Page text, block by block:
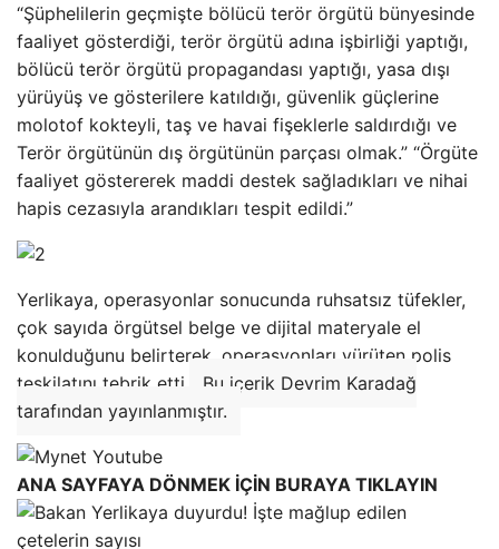
“Şüphelilerin geçmişte bölücü terör örgütü bünyesinde
faaliyet gösterdiği, terör örgütü adına işbirliği yaptığı,
bölücü terör örgütü propagandası yaptığı, yasa dışı
yürüyüş ve gösterilere katıldığı, güvenlik güçlerine
molotof kokteyli, taş ve havai fişeklerle saldırdığı ve
Terör örgütünün dış örgütünün parçası olmak.” “Örgüte
faaliyet göstererek maddi destek sağladıkları ve nihai
hapis cezasıyla arandıkları tespit edildi.”
Yerlikaya, operasyonlar sonucunda ruhsatsız tüfekler,
çok sayıda örgütsel belge ve dijital materyale el
konulduğunu belirterek, operasyonları yürüten polis
teşkilatını tebrik etti.
Bu içerik Devrim Karadağ
tarafından yayınlanmıştır.
ANA SAYFAYA DÖNMEK İÇİN BURAYA TIKLAYIN